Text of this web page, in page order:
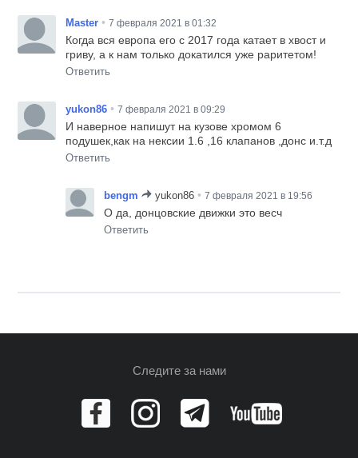
Master • 7 февраля 2021 в 01:32
Когда вся европа его с 2017 года катает в хвост и
гриву, а к нам только докатился уже раритетом!
Ответить
yukon86 • 7 февраля 2021 в 09:29
И наверное напишут на кузове хромом 6
подушек,как на нексии 1.6 ,16 клапанов ,донс и.т.д
Ответить
bengm yukon86 • 7 февраля 2021 в 19:56
О да, донцовские движки это весч
Ответить
Следите за нами